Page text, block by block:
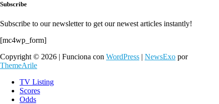
Subscribe
Subscribe to our newsletter to get our newest articles instantly!
[mc4wp_form]
Copyright © 2026 | Funciona con WordPress | NewsExo por
ThemeArile
TV Listing
Scores
Odds